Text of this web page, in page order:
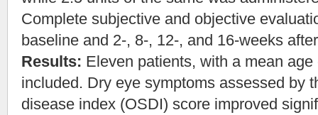
Complete subjective and objective
baseline and 2-, 8-, 12-, and 16-weeks
Results: Eleven patients, with a mean
included. Dry eye symptoms assessed by
disease index (OSDI) score improved